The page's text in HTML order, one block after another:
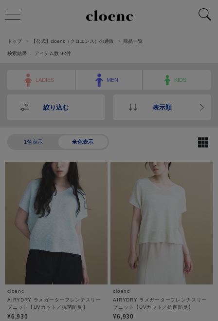
トップ 【公式】cloenc（クロエンス）の通販 商品一覧
検索結果 ： アイテム数 92件
LADIES MEN KIDS
絞り込む 表示順
1色表示 全色表示
cloenc
AIRYDRY ラメガーターフレンチスリー
ブニット【UVカット／抗菌防臭】
¥6,930
cloenc
AIRYDRY ラメガーターフレンチスリー
ブニット【UVカット／抗菌防臭】
¥6,930